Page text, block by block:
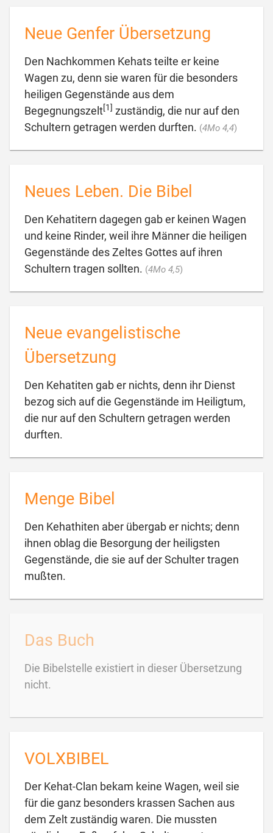
Neue Genfer Übersetzung
Den Nachkommen Kehats teilte er keine
Wagen zu, denn sie waren für die besonders
heiligen Gegenstände aus dem
Begegnungszelt[1] zuständig, die nur auf den
Schultern getragen werden durften. (4Mo 4,4)
Neues Leben. Die Bibel
Den Kehatitern dagegen gab er keinen Wagen
und keine Rinder, weil ihre Männer die heiligen
Gegenstände des Zeltes Gottes auf ihren
Schultern tragen sollten. (4Mo 4,5)
Neue evangelistische
Übersetzung
Den Kehatiten gab er nichts, denn ihr Dienst
bezog sich auf die Gegenstände im Heiligtum,
die nur auf den Schultern getragen werden
durften.
Menge Bibel
Den Kehathiten aber übergab er nichts; denn
ihnen oblag die Besorgung der heiligsten
Gegenstände, die sie auf der Schulter tragen
mußten.
Das Buch
Die Bibelstelle existiert in dieser Übersetzung
nicht.
VOLXBIBEL
Der Kehat-Clan bekam keine Wagen, weil sie
für die ganz besonders krassen Sachen aus
dem Zelt zuständig waren. Die mussten